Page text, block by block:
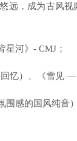
远，成为古风
星河》- CMJ；
忆）、《雪见 —
围感的国风纯音）